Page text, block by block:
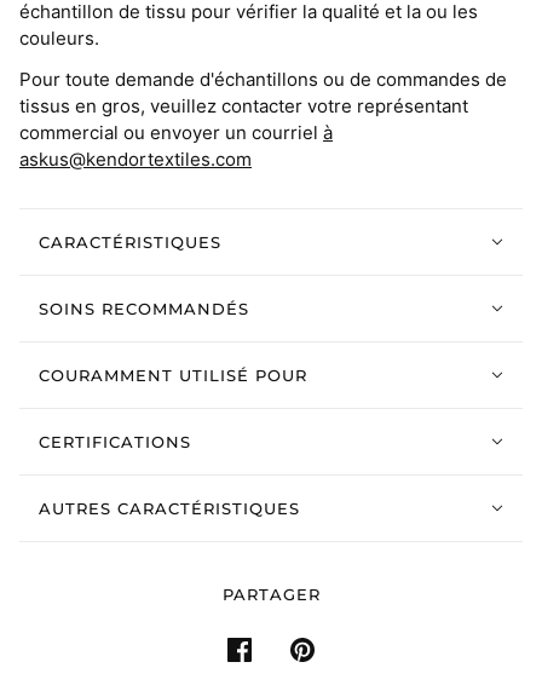
échantillon de tissu pour vérifier la qualité et la ou les
couleurs.
Pour toute demande d'échantillons ou de commandes de
tissus en gros, veuillez contacter votre représentant
commercial ou envoyer un courriel à
askus@kendortextiles.com
CARACTÉRISTIQUES
SOINS RECOMMANDÉS
COURAMMENT UTILISÉ POUR
CERTIFICATIONS
AUTRES CARACTÉRISTIQUES
PARTAGER